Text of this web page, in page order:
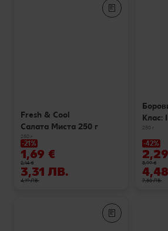
Fresh & Cool
Салата Миста 250 г
250 г
-21%
1,69 €
2,14 €
3,31 ЛВ.
4,19 ЛВ.
Клас: I
250 г
-42%
3,99 €
7,80 ЛВ.